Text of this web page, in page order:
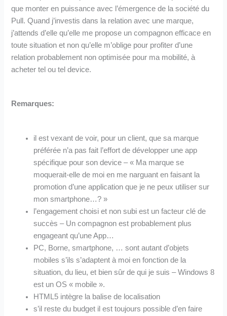
que monter en puissance avec l’émergence de la société du
Pull. Quand j’investis dans la relation avec une marque,
j’attends d’elle qu’elle me propose un compagnon efficace en
toute situation et non qu’elle m’oblige pour profiter d’une
relation probablement non optimisée pour ma mobilité, à
acheter tel ou tel device.
Remarques:
il est vexant de voir, pour un client, que sa marque
préférée n’a pas fait l’effort de développer une app
spécifique pour son device – « Ma marque se
moquerait-elle de moi en me narguant en faisant la
promotion d’une application que je ne peux utiliser sur
mon smartphone…? »
l’engagement choisi et non subi est un facteur clé de
succès – Un compagnon est probablement plus
engageant qu’une App…
PC, Borne, smartphone, … sont autant d’objets
mobiles s’ils s’adaptent à moi en fonction de la
situation, du lieu, et bien sûr de qui je suis – Windows 8
est un OS « mobile ».
HTML5 intègre la balise de localisation
s’il reste du budget il est toujours possible d’en faire